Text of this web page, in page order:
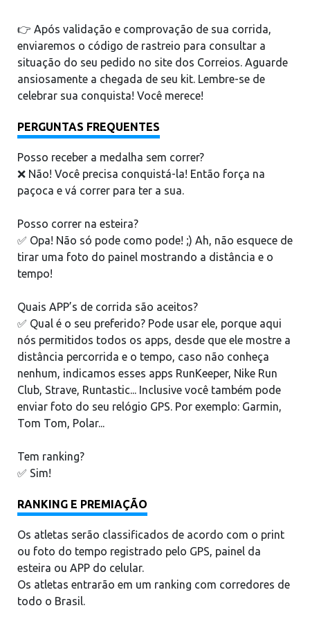
👉 Após validação e comprovação de sua corrida,
enviaremos o código de rastreio para consultar a
situação do seu pedido no site dos Correios. Aguarde
ansiosamente a chegada de seu kit. Lembre-se de
celebrar sua conquista! Você merece!
PERGUNTAS FREQUENTES
Posso receber a medalha sem correr?
❌ Não! Você precisa conquistá-la! Então força na
paçoca e vá correr para ter a sua.
Posso correr na esteira?
✅ Opa! Não só pode como pode! ;) Ah, não esquece de
tirar uma foto do painel mostrando a distância e o
tempo!
Quais APP’s de corrida são aceitos?
✅ Qual é o seu preferido? Pode usar ele, porque aqui
nós permitidos todos os apps, desde que ele mostre a
distância percorrida e o tempo, caso não conheça
nenhum, indicamos esses apps RunKeeper, Nike Run
Club, Strave, Runtastic... Inclusive você também pode
enviar foto do seu relógio GPS. Por exemplo: Garmin,
Tom Tom, Polar...
Tem ranking?
✅ Sim!
RANKING E PREMIAÇÃO
Os atletas serão classificados de acordo com o print
ou foto do tempo registrado pelo GPS, painel da
esteira ou APP do celular.
Os atletas entrarão em um ranking com corredores de
todo o Brasil.